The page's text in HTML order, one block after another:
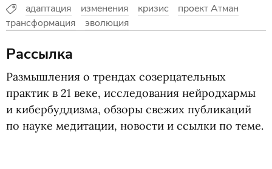
адаптация
изменения кризис
проект Атман
трансформация
эволюция
Рассылка
Размышления о трендах созерцательных
практик в 21 веке, исследования нейродхармы
и кибербуддизма, обзоры свежих публикаций
по науке медитации, новости и ссылки по теме.